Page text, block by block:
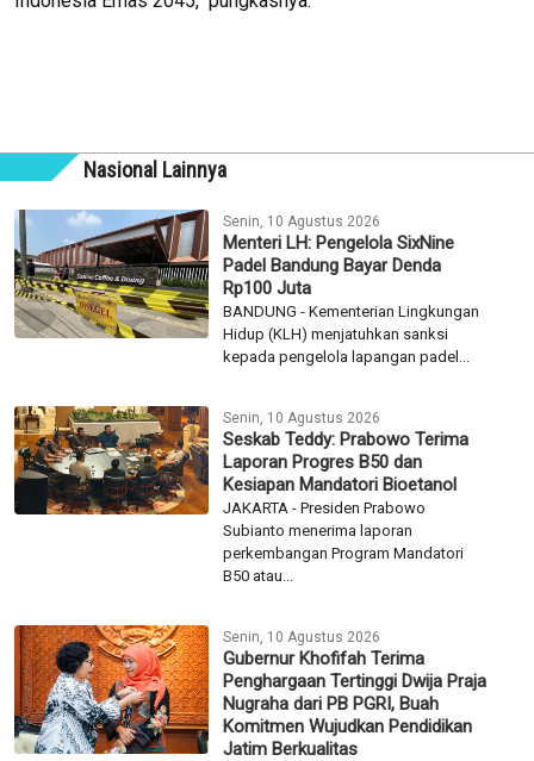
Nasional Lainnya
Senin, 10 Agustus 2026
Menteri LH: Pengelola SixNine
Padel Bandung Bayar Denda
Rp100 Juta
BANDUNG - Kementerian Lingkungan
Hidup (KLH) menjatuhkan sanksi
kepada pengelola lapangan padel...
Senin, 10 Agustus 2026
Seskab Teddy: Prabowo Terima
Laporan Progres B50 dan
Kesiapan Mandatori Bioetanol
JAKARTA - Presiden Prabowo
Subianto menerima laporan
perkembangan Program Mandatori
B50 atau...
Senin, 10 Agustus 2026
Gubernur Khofifah Terima
Penghargaan Tertinggi Dwija Praja
Nugraha dari PB PGRI, Buah
Komitmen Wujudkan Pendidikan
Jatim Berkualitas